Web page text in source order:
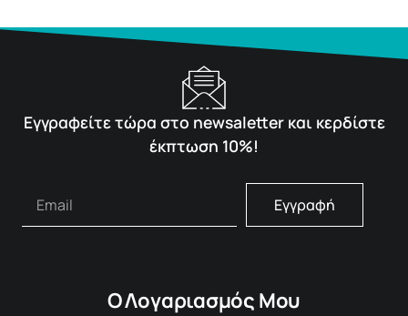
Εγγραφείτε τώρα στο newsaletter και κερδίστε
έκπτωση 10%!
Εγγραφή
Ο Λογαριασμός Μου